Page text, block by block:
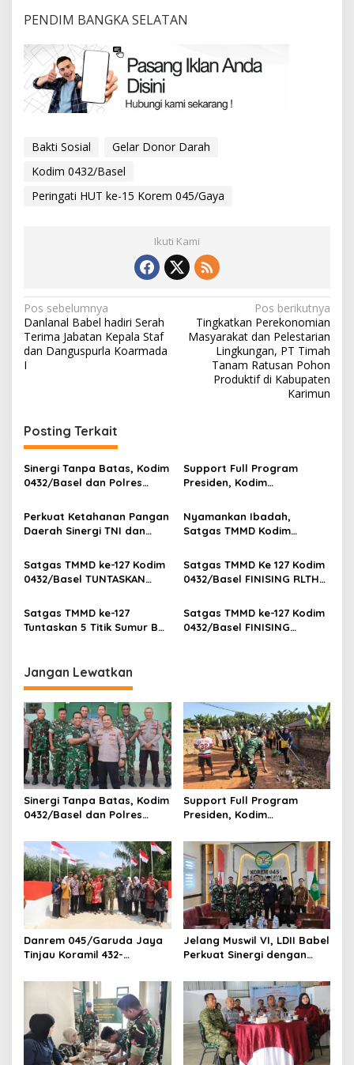
PENDIM BANGKA SELATAN
Bakti Sosial
Gelar Donor Darah
Kodim 0432/Basel
Peringati HUT ke-15 Korem 045/Gaya
Ikuti Kami
Navigasi
pos
Pos sebelumnya
Danlanal Babel hadiri Serah
Terima Jabatan Kepala Staf
dan Danguspurla Koarmada
I
Pos berikutnya
Tingkatkan Perekonomian
Masyarakat dan Pelestarian
Lingkungan, PT Timah
Tanam Ratusan Pohon
Produktif di Kabupaten
Karimun
Posting Terkait
‎Sinergi Tanpa Batas, Kodim
0432/Basel dan Polres
Silaturahmi
Support Full Program
Presiden, Kodim
Bersama DLHK Gelar Karya
Bakti Jumat Bersih
Perkuat Ketahanan Pangan
Daerah Sinergi TNI dan
Nyamankan Ibadah,
Satgas TMMD Kodim
MCK Umum & Mushola
Satgas TMMD ke-127 Kodim
0432/Basel TUNTASKAN
Lepar
Satgas TMMD Ke 127 Kodim
0432/Basel FINISING RLTH
Sampaikan Pesan Bentuk
kepedulian TNI kepada
warga
Satgas TMMD ke-127
Tuntaskan 5 Titik Sumur Bor
Satgas TMMD ke-127 Kodim
0432/Basel FINISING
Jangan Lewatkan
‎Sinergi Tanpa Batas, Kodim
0432/Basel dan Polres
Silaturahmi
Support Full Program
Presiden, Kodim
Bersama DLHK Gelar Karya
Bakti Jumat Bersih
Danrem 045/Garuda Jaya
Tinjau Koramil 432-
Resmikan Jembatan
Jelang Muswil VI, LDII Babel
Perkuat Sinergi dengan